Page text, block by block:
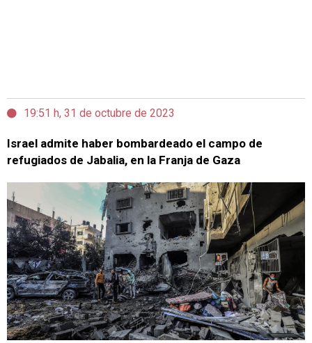
19:51 h, 31 de octubre de 2023
Israel admite haber bombardeado el campo de
refugiados de Jabalia, en la Franja de Gaza